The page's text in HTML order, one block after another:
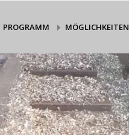
PROGRAMM MÖGLICHKEITEN